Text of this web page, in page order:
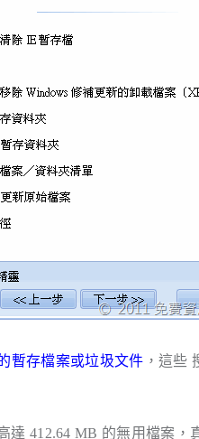
暫存檔案或垃圾文件 ，這些
達 412.64 MB 的無用檔案